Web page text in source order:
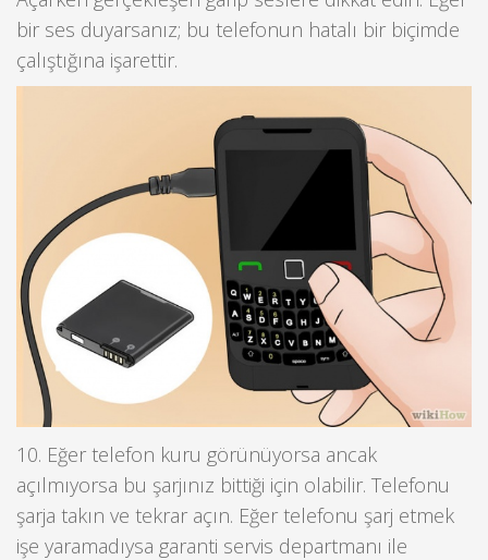
bir ses duyarsanız; bu telefonun hatalı bir biçimde
çalıştığına işarettir.
10. Eğer telefon kuru görünüyorsa ancak
açılmıyorsa bu şarjınız bittiği için olabilir. Telefonu
şarja takın ve tekrar açın. Eğer telefonu şarj etmek
işe yaramadıysa garanti servis departmanı ile